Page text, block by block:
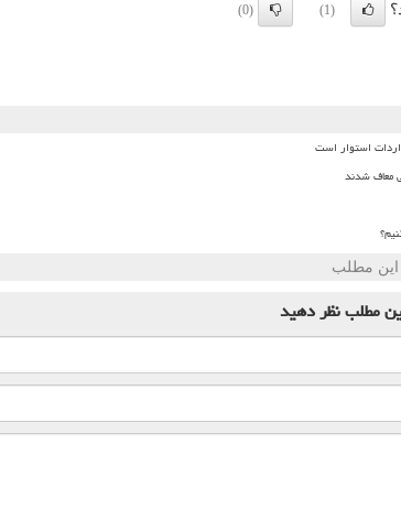
(1)
(0)
استوار است
معاف شدند
این مطلب
مطلبنظر دهید